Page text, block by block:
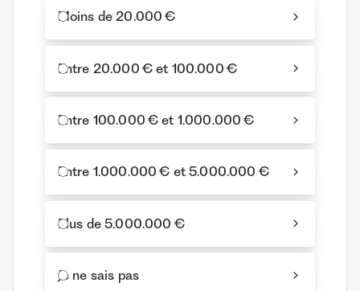
Moins de 20.000 €
Entre 20.000 € et 100.000 €
Entre 100.000 € et 1.000.000 €
Entre 1.000.000 € et 5.000.000 €
Plus de 5.000.000 €
Je ne sais pas